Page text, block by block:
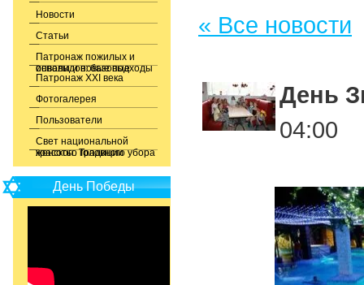
Новости
Статьи
Патронаж пожилых и
Патронаж XXI века
Фотогалерея
Пользователи
Свет национальной
День Победы
« Все новости
День
04:00